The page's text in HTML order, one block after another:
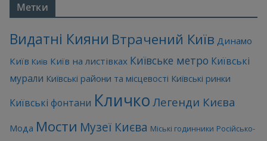
Метки
Видатні Кияни Втрачений Київ Динамо
Київ Київ Київ на листівках Київське метро Київські
мурали Київські райони та місцевості Київські ринки
Київські фонтани Кличко Легенди Києва
Мода Мости Музеї Києва Міські годинники Російсько-